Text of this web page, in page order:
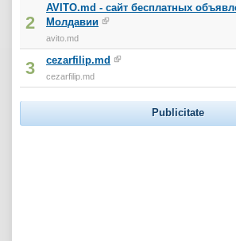
2
AVITO.md - сайт бесплатных
Молдавии
avito.md
3 cezarfilip.md
cezarfilip.md
Publicitate